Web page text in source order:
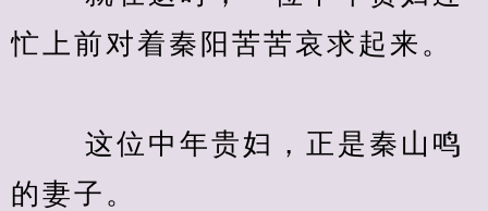
忙上前对着秦阳苦苦哀求起来。
这位中年贵妇，正是秦山鸣
的妻子。